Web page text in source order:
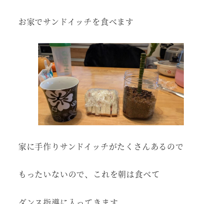
お家でサンドイッチを食べます
家に手作りサンドイッチがたくさんあるので
もったいないので、これを朝は食べて